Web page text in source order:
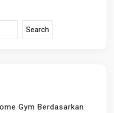
Search
Gym Berdasarkan